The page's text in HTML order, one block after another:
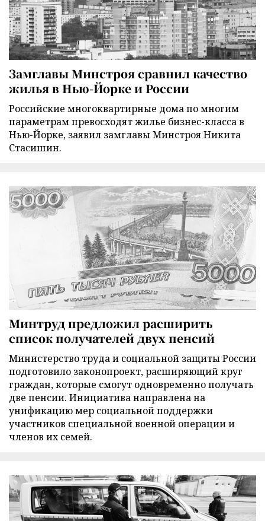
Замглавы Минстроя сравнил качество
жилья в Нью-Йорке и России
Российские многоквартирные дома по многим
параметрам превосходят жилье бизнес-класса в
Нью-Йорке, заявил замглавы Минстроя Никита
Стасишин.
Минтруд предложил расширить
список получателей двух пенсий
Министерство труда и социальной защиты России
подготовило законопроект, расширяющий круг
граждан, которые смогут одновременно получать
две пенсии. Инициатива направлена на
унификацию мер социальной поддержки
участников специальной военной операции и
членов их семей.